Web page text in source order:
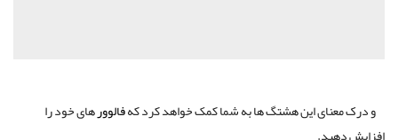
و درک معنای این هشتگ ها به شما کمک خواهد کرد کهفالوورهای خود را